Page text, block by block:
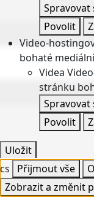
Spravovat
Povolit
Video-
bohaté
Videa
stránku
Spravovat
Povolit
Uložit
cs
Přijmout vše
Zobrazit a změnit